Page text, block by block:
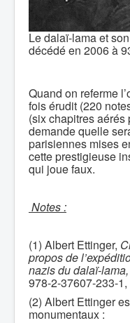
Le dalaï-lama et
décédé en 2006 à
Quand on referme
fois érudit (220
(six chapitres aérés
demande quelle
parisiennes mises
cette prestigieuse
qui joue faux.
Notes :
(1) Albert Ettinger,
propos de
nazis du dalaï-lama,
978-2-37607-233-1,
(2) Albert Ettinger
monumentaux :